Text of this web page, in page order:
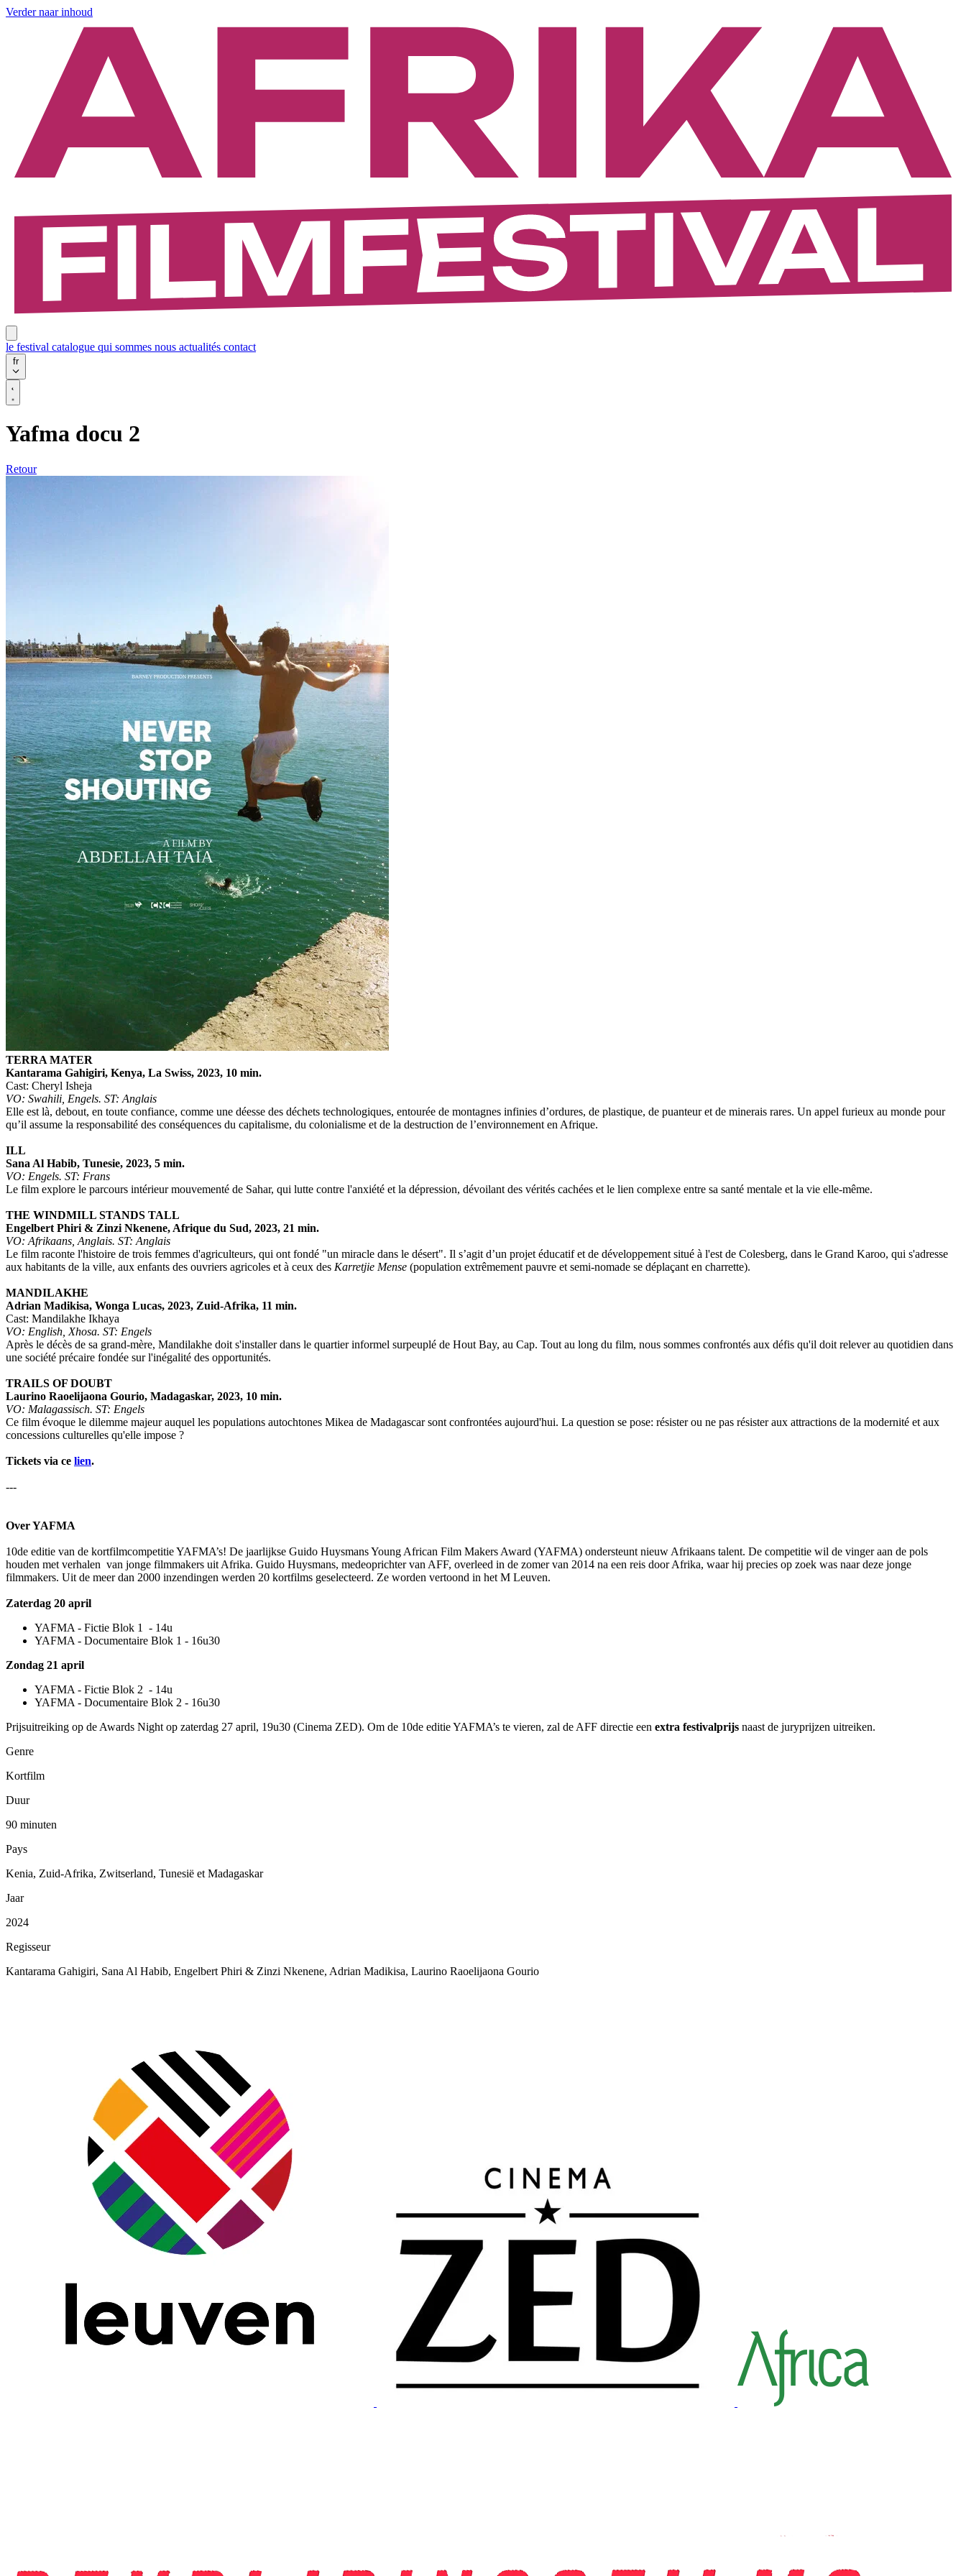
Verder naar inhoud
le festival catalogue qui sommes nous actualités contact
fr
Yafma docu 2
Retour
TERRA MATER
Kantarama Gahigiri, Kenya, La Swiss, 2023, 10 min.
Cast: Cheryl Isheja
VO: Swahili, Engels. ST: Anglais
Elle est là, debout, en toute confiance, comme une déesse des déchets technologiques, entourée de montagnes infinies d’ordures, de plastique, de puanteur et de minerais rares. Un appel furieux au monde pour
qu’il assume la responsabilité des conséquences du capitalisme, du colonialisme et de la destruction de l’environnement en Afrique.
ILL
Sana Al Habib, Tunesie, 2023, 5 min.
VO: Engels. ST: Frans
Le film explore le parcours intérieur mouvementé de Sahar, qui lutte contre l'anxiété et la dépression, dévoilant des vérités cachées et le lien complexe entre sa santé mentale et la vie elle-même.
THE WINDMILL STANDS TALL
Engelbert Phiri & Zinzi Nkenene, Afrique du Sud, 2023, 21 min.
VO: Afrikaans, Anglais. ST: Anglais
Le film raconte l'histoire de trois femmes d'agriculteurs, qui ont fondé "un miracle dans le désert". Il s’agit d’un projet éducatif et de développement situé à l'est de Colesberg, dans le Grand Karoo, qui s'adresse
aux habitants de la ville, aux enfants des ouvriers agricoles et à ceux des Karretjie Mense (population extrêmement pauvre et semi-nomade se déplaçant en charrette).
MANDILAKHE
Adrian Madikisa, Wonga Lucas, 2023, Zuid-Afrika, 11 min.
Cast: Mandilakhe Ikhaya
VO: English, Xhosa. ST: Engels
Après le décès de sa grand-mère, Mandilakhe doit s'installer dans le quartier informel surpeuplé de Hout Bay, au Cap. Tout au long du film, nous sommes confrontés aux défis qu'il doit relever au quotidien dans
une société précaire fondée sur l'inégalité des opportunités.
TRAILS OF DOUBT
Laurino Raoelijaona Gourio, Madagaskar, 2023, 10 min.
VO: Malagassisch. ST: Engels
Ce film évoque le dilemme majeur auquel les populations autochtones Mikea de Madagascar sont confrontées aujourd'hui. La question se pose: résister ou ne pas résister aux attractions de la modernité et aux
concessions culturelles qu'elle impose ?
Tickets via ce lien.
---
Over YAFMA
10de editie van de kortfilmcompetitie YAFMA’s! De jaarlijkse Guido Huysmans Young African Film Makers Award (YAFMA) ondersteunt nieuw Afrikaans talent. De competitie wil de vinger aan de pols
houden met verhalen van jonge filmmakers uit Afrika. Guido Huysmans, medeoprichter van AFF, overleed in de zomer van 2014 na een reis door Afrika, waar hij precies op zoek was naar deze jonge
filmmakers. Uit de meer dan 2000 inzendingen werden 20 kortfilms geselecteerd. Ze worden vertoond in het M Leuven.
Zaterdag 20 april
YAFMA - Fictie Blok 1 - 14u
YAFMA - Documentaire Blok 1 - 16u30
Zondag 21 april
YAFMA - Fictie Blok 2 - 14u
YAFMA - Documentaire Blok 2 - 16u30
Prijsuitreiking op de Awards Night op zaterdag 27 april, 19u30 (Cinema ZED). Om de 10de editie YAFMA’s te vieren, zal de AFF directie een extra festivalprijs naast de juryprijzen uitreiken.
Genre
Kortfilm
Duur
90 minuten
Pays
Kenia, Zuid-Afrika, Zwitserland, Tunesië et Madagaskar
Jaar
2024
Regisseur
Kantarama Gahigiri, Sana Al Habib, Engelbert Phiri & Zinzi Nkenene, Adrian Madikisa, Laurino Raoelijaona Gourio